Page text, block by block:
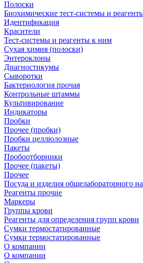
Полоски
Биохимические тест-системы и
Идентификация
Красители
Тест-системы и реагенты к ним
Сухая химия (полоски)
Энтероклоны
Диагностикумы
Сыворотки
Бактериология прочая
Контрольные штаммы
Культивирование
Индикаторы
Пробки
Прочее (пробки)
Пробки целлюлозные
Пакеты
Пробоотборники
Прочее (пакеты)
Прочее
Посуда и изделия общелабораторного
Реагенты прочие
Маркеры
Группы крови
Реагенты для определения групп крови
Сумки термостатированные
Сумки термостатированные
О компании
О компании